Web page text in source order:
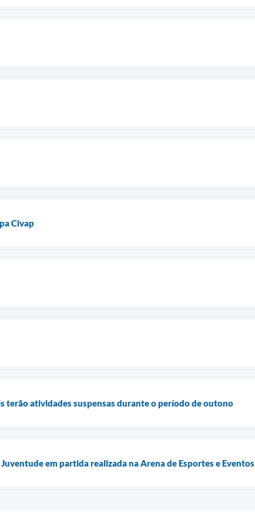
Civap
terão atividades suspensas durante o período de outono
em partida realizada na Arena de Esportes e Eventos